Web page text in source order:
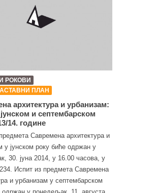
РОКОВИ
ПЛАН
архитектура и урбанизам:
и септембарском
14. године
Савремена архитектура и
у јунском року биће одржан у
30. јуна 2014, у 16.00 часова, у
Испит из предмета Савремена
и урбанизам у септембарском
одржан у понедељак, 11. августа